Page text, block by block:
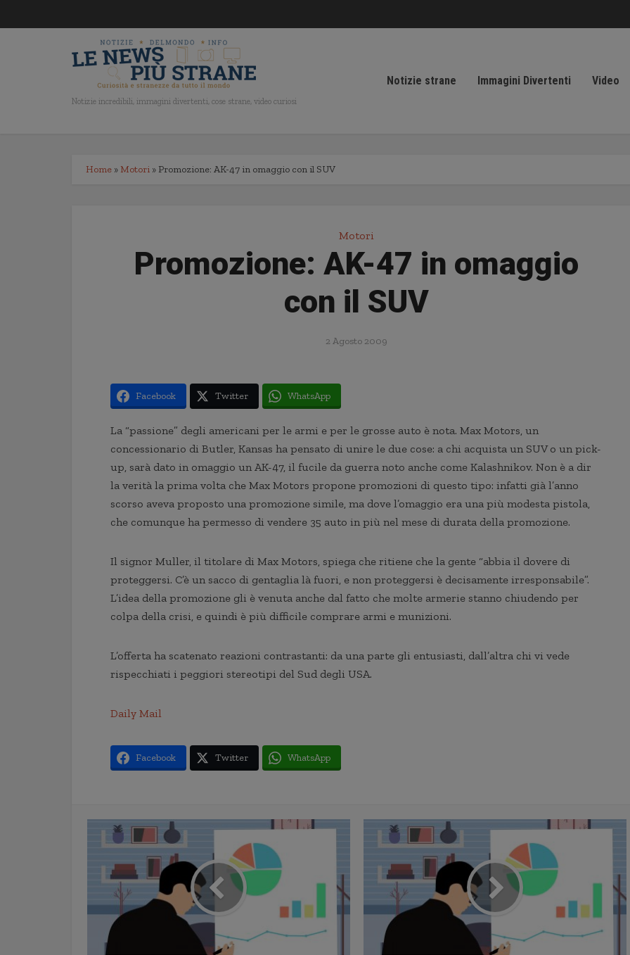
Notizie incredibili, immagini divertenti, cose strane, video curiosi
Notizie strane Immagini Divertenti Video
Home » Motori » Promozione: AK-47 in omaggio con il SUV
Motori
Promozione: AK-47 in omaggio
con il SUV
2 Agosto 2009
Facebook Twitter WhatsApp
La “passione” degli americani per le armi e per le grosse auto è nota. Max Motors, un
concessionario di Butler, Kansas ha pensato di unire le due cose: a chi acquista un SUV o un pick-
up, sarà dato in omaggio un AK-47, il fucile da guerra noto anche come Kalashnikov. Non è a dir
la verità la prima volta che Max Motors propone promozioni di questo tipo: infatti già l’anno
scorso aveva proposto una promozione simile, ma dove l’omaggio era una più modesta pistola,
che comunque ha permesso di vendere 35 auto in più nel mese di durata della promozione.
Il signor Muller, il titolare di Max Motors, spiega che ritiene che la gente “abbia il dovere di
proteggersi. C’è un sacco di gentaglia là fuori, e non proteggersi è decisamente irresponsabile”.
L’idea della promozione gli è venuta anche dal fatto che molte armerie stanno chiudendo per
colpa della crisi, e quindi è più difficile comprare armi e munizioni.
L’offerta ha scatenato reazioni contrastanti: da una parte gli entusiasti, dall’altra chi vi vede
rispecchiati i peggiori stereotipi del Sud degli USA.
Daily Mail
Facebook Twitter WhatsApp